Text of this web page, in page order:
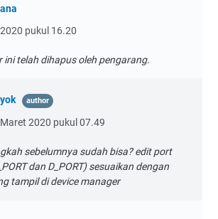
pukul 16.20
ini telah dihapus oleh pengarang.
2020 pukul 07.49
sebelumnya sudah bisa? edit port
dan D_PORT) sesuaikan dengan
tampil di device manager